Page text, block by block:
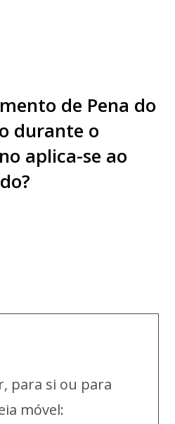
de Pena do
durante o
aplica-se ao
para si ou para
móvel: